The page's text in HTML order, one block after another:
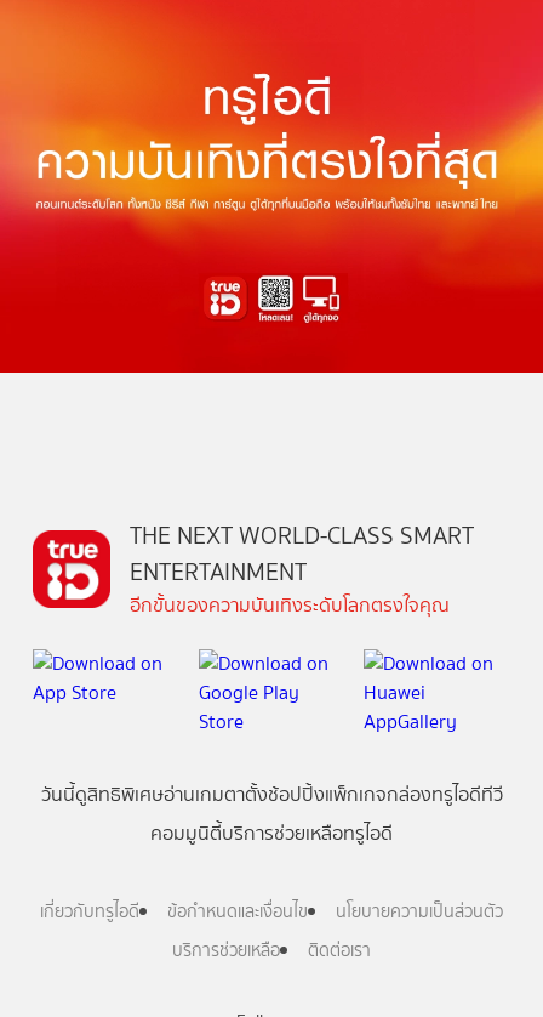
THE NEXT WORLD-CLASS SMART
ENTERTAINMENT
อีกขั้นของความบันเทิงระดับโลกตรงใจคุณ
วันนี้ดูสิทธิพิเศษอ่านเกมตาตั้งช้อปปิ้งแพ็กเกจกล่องทรูไอดีทีวี
คอมมูนิตี้บริการช่วยเหลือทรูไอดี
เกี่ยวกับทรูไอดี ข้อกำหนดและเงื่อนไข
นโยบายความเป็นส่วนตัว
บริการช่วยเหลือ
ติดต่อเรา